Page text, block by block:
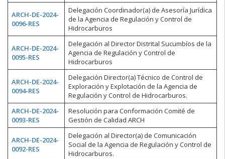
ARCH-DE-2024-
0096-RES
Delegación Coordinador(a) de Asesoría Jurídica
de la Agencia de Regulación y Control de
Hidrocarburos
ARCH-DE-2024-
0095-RES
Delegación al Director Distrital Sucumbíos de la
Agencia de Regulación y Control de
Hidrocarburos
ARCH-DE-2024-
0094-RES
Delegación Director(a) Técnico de Control de
Exploración y Explotación de la Agencia de
Regulación y Control de Hidrocarburos.
ARCH-DE-2024-
0093-RES
Resolución para Conformación Comité de
Gestión de Calidad ARCH
ARCH-DE-2024-
0092-RES
Delegación al Director(a) de Comunicación
Social de la Agencia de Regulación y Control de
Hidrocarburos.